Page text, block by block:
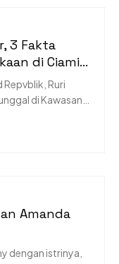
3 Fakta
di Ciamis
Ruri
di Kawasan
Amanda
dengan istrinya,